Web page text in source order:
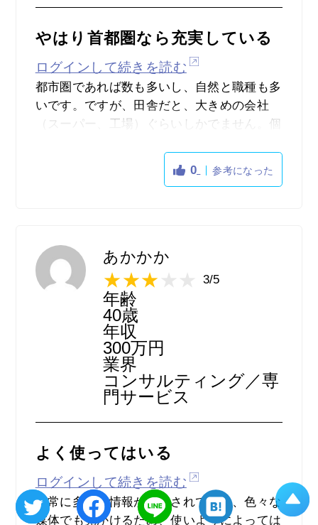
やはり首都圏なら充実している
ログインして続きを読む
都市圏であれば数も多いし、自然と職種も多
いです。ですが、田舎だと、大きめの会社
（スーパー、工場）ぐらいしかでません。個
クチコミやお店の掲示の方が見つかります。
0 参考になった
あかかか
3/5
年齢
40歳
年収
300万円
業界
コンサルティング／専
門サービス
よく使ってはいる
ログインして続きを読む
非常に多くの情報が掲載されており、色々な
媒体でも見かけるため、使いようによっては